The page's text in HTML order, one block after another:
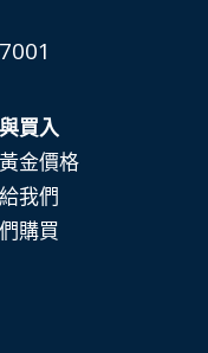
買入
金價格
我們
購買